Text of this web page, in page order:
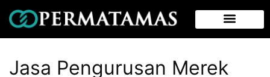
Jasa Pengurusan Merek